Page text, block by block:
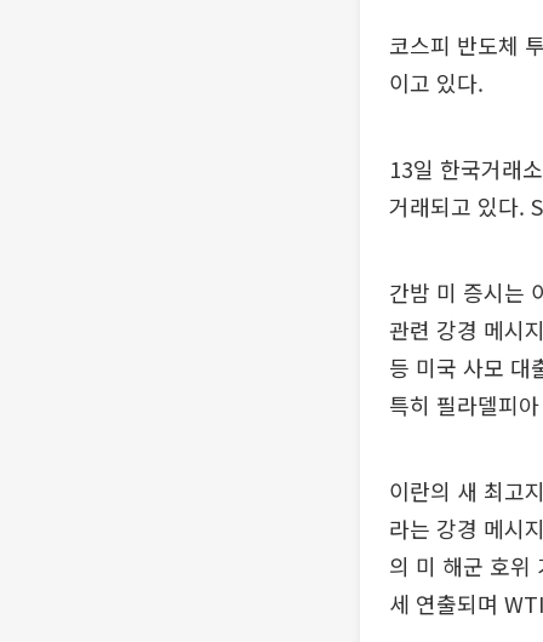
코스피 반도체
이고 있다.
13일 한국거래
거래되고 있다.
간밤 미 증시는
관련 강경 메시
등 미국 사모 대
특히 필라델피
이란의 새 최고
라는 강경 메시
의 미 해군 호위
세 연출되며